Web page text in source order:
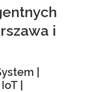
i
|
|